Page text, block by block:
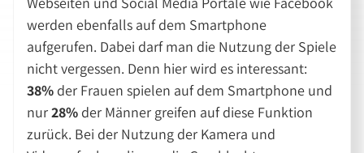
werden ebenfalls auf dem Smartphone
aufgerufen. Dabei darf man die Nutzung der Spiele
nicht vergessen. Denn hier wird es interessant:
38% der Frauen spielen auf dem Smartphone und
nur28% der Männer greifen auf diese Funktion
zurück. Bei der Nutzung der Kamera und